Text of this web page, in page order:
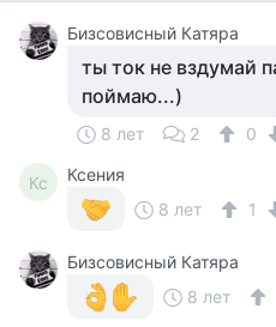
Бизсовисный Катяра
ты ток не вздумай
поймаю...)
8 лет 2 0
Кс
Ксения
8 лет
1
Бизсовисный Катяра
8 лет